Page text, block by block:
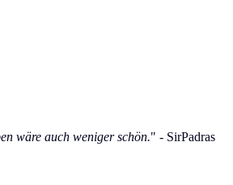
wäre auch weniger schön." - SirPadras